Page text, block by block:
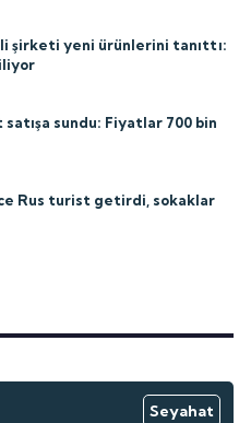
şirketi yeni ürünlerini tanıttı:
sundu: Fiyatlar 700 bin
Rus turist getirdi, sokaklar
Seyahat